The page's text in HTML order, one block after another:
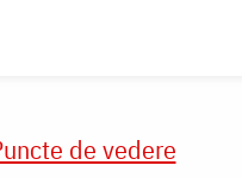
de vedere